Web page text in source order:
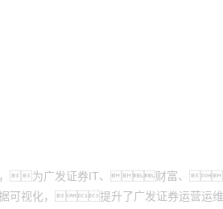
，为广发证券IT、财富、
据可视化，提升了广发证券运营运